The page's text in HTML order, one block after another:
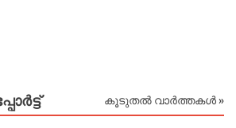
കൂടുതൽ വാർത്തകൾ »